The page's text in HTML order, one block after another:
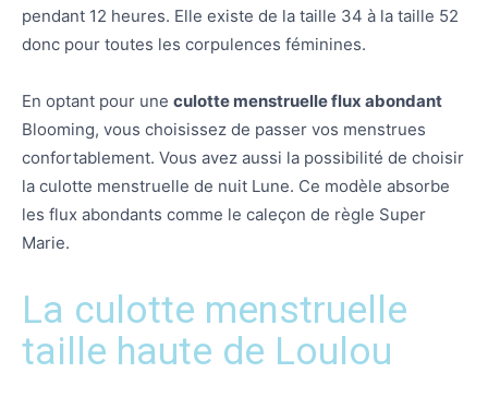
pendant 12 heures. Elle existe de la taille 34 à la taille 52
donc pour toutes les corpulences féminines.
En optant pour une culotte menstruelle flux abondant
Blooming, vous choisissez de passer vos menstrues
confortablement. Vous avez aussi la possibilité de choisir
la culotte menstruelle de nuit Lune. Ce modèle absorbe
les flux abondants comme le caleçon de règle Super
Marie.
La culotte menstruelle
taille haute de Loulou